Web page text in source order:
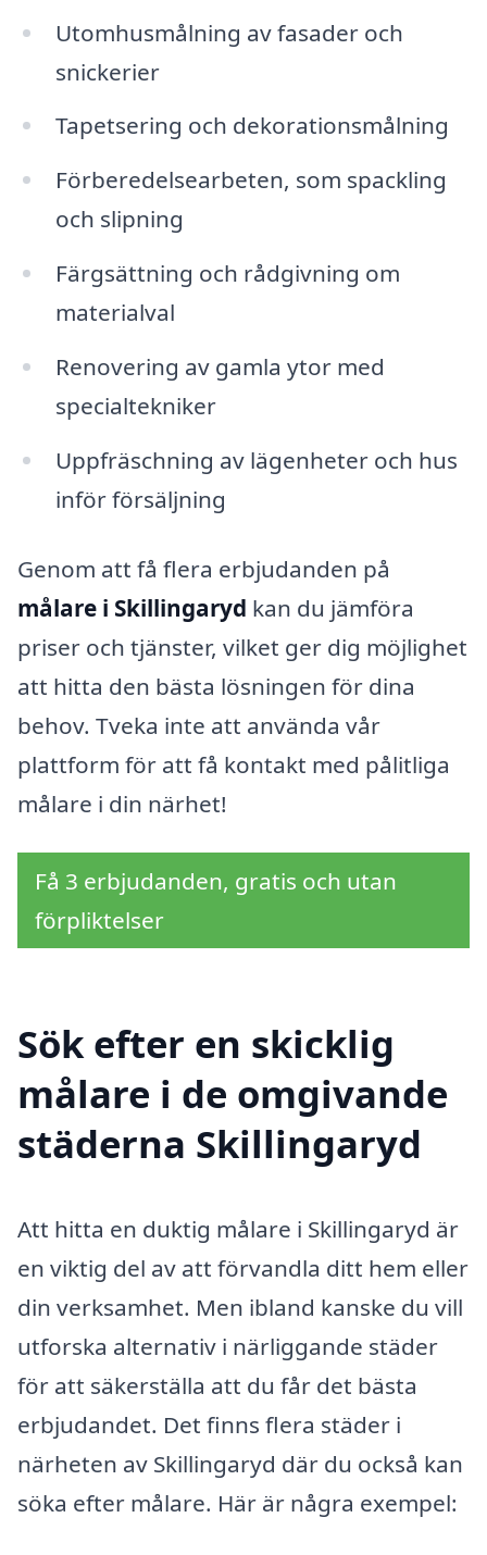
Utomhusmålning av fasader och
snickerier
Tapetsering och dekorationsmålning
Förberedelsearbeten, som spackling
och slipning
Färgsättning och rådgivning om
materialval
Renovering av gamla ytor med
specialtekniker
Uppfräschning av lägenheter och hus
inför försäljning
Genom att få flera erbjudanden på
målare i Skillingaryd kan du jämföra
priser och tjänster, vilket ger dig möjlighet
att hitta den bästa lösningen för dina
behov. Tveka inte att använda vår
plattform för att få kontakt med pålitliga
målare i din närhet!
Få 3 erbjudanden, gratis och utan
förpliktelser
Sök efter en skicklig
målare i de omgivande
städerna Skillingaryd
Att hitta en duktig målare i Skillingaryd är
en viktig del av att förvandla ditt hem eller
din verksamhet. Men ibland kanske du vill
utforska alternativ i närliggande städer
för att säkerställa att du får det bästa
erbjudandet. Det finns flera städer i
närheten av Skillingaryd där du också kan
söka efter målare. Här är några exempel: